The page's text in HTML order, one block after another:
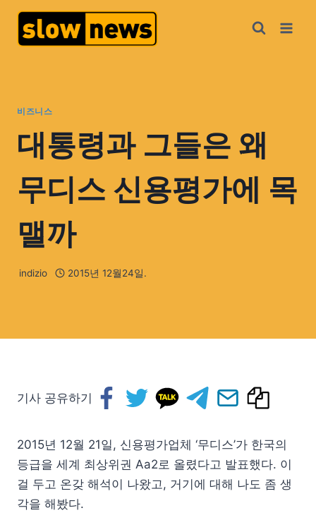
비즈니스
대통령과 그들은 왜
무디스 신용평가에 목
맬까
indizio 2015년 12월24일.
기사 공유하기
2015년 12월 21일, 신용평가업체 ‘무디스’가 한국의
등급을 세계 최상위권 Aa2로 올렸다고 발표했다. 이
걸 두고 온갖 해석이 나왔고, 거기에 대해 나도 좀 생
각을 해봤다.